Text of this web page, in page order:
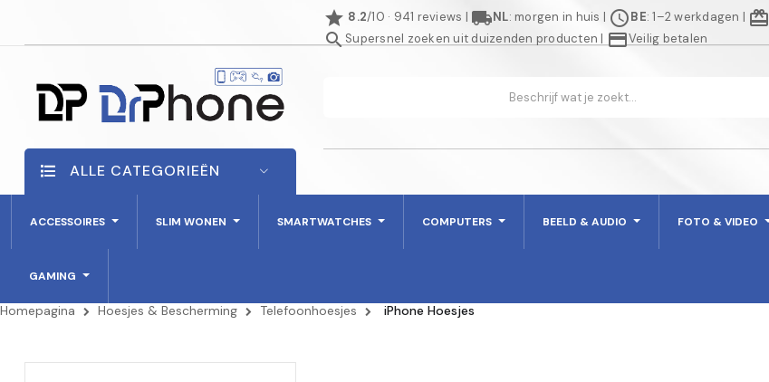
star 8.2/10 · 941 reviews | local_shippingNL: morgen in huis | scheduleBE: 1–2 werkdagen | redeem
searchSupersnel zoeken uit duizenden producten | credit_cardVeilig betalen
ALLE CATEGORIEËN
ACCESSOIRES SLIM WONEN SMARTWATCHES COMPUTERS BEELD & AUDIO FOTO & VIDEO
GAMING
Homepagina Hoesjes & Bescherming Telefoonhoesjes iPhone Hoesjes